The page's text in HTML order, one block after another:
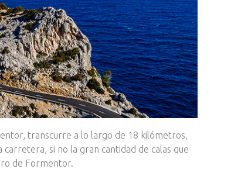
transcurre a lo largo de 18 kilómetros,
si no la gran cantidad de calas que
de Formentor.